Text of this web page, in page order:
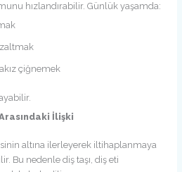
hızlandırabilir. Günlük yaşamda:
çiğnemek
Arasındaki İlişki
altına ilerleyerek iltihaplanmaya
Bu nedenle diş taşı, diş eti